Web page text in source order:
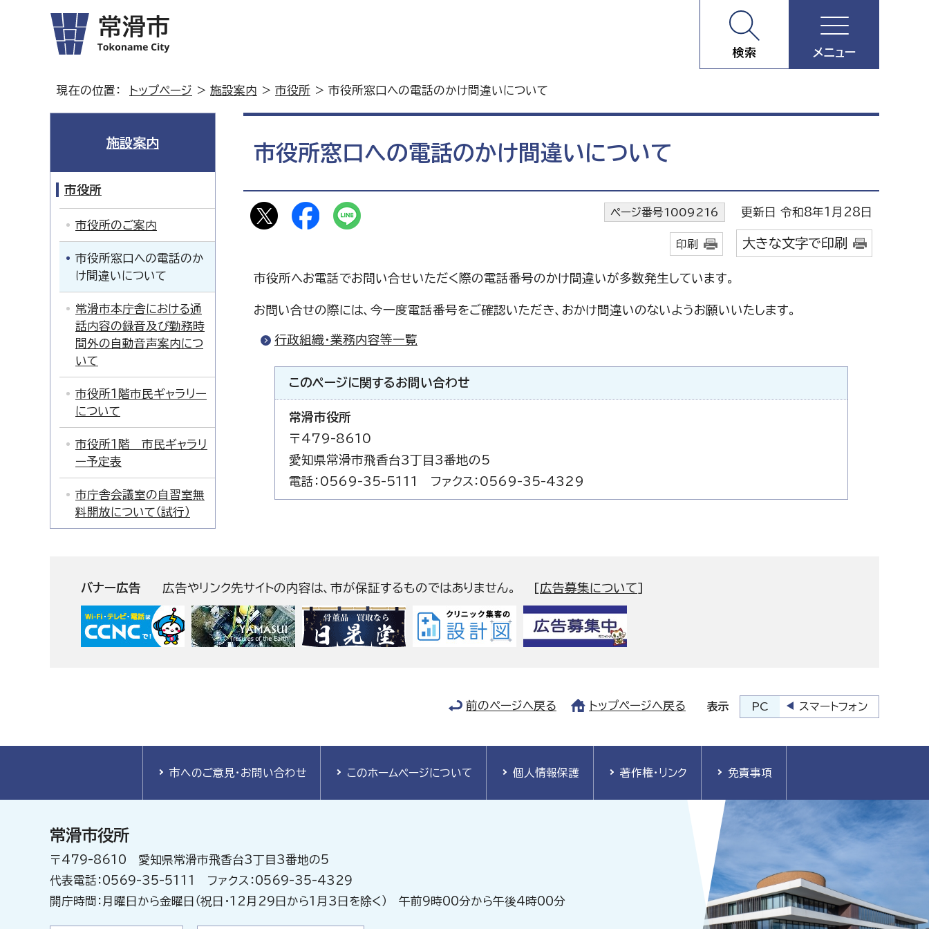
検索 メニュー
現在の位置： トップページ > 施設案内 > 市役所 > 市役所窓口への電話のかけ間違いについて
市役所窓口への電話のかけ間違いについて
ページ番号1009216 更新日 令和8年1月28日
印刷 大きな文字で印刷
市役所へお電話でお問い合せいただく際の電話番号のかけ間違いが多数発生しています。
お問い合せの際には、今一度電話番号をご確認いただき、おかけ間違いのないようお願いいたします。
行政組織・業務内容等一覧
このページに関するお問い合わせ
常滑市役所
〒479-8610
愛知県常滑市飛香台3丁目3番地の5
電話：0569-35-5111 ファクス：0569-35-4329
施設案内
市役所
市役所のご案内
市役所窓口への電話のか
け間違いについて
常滑市本庁舎における通
話内容の録音及び勤務時
間外の自動音声案内につ
いて
市役所1階市民ギャラリー
について
市役所1階 市民ギャラリ
ー予定表
市庁舎会議室の自習室無
料開放について（試行）
バナー広告 広告やリンク先サイトの内容は、市が保証するものではありません。 [広告募集について]
前のページへ戻る トップページへ戻る 表示 PC スマートフォン
市へのご意見・お問い合わせ このホームページについて 個人情報保護 著作権・リンク 免責事項
常滑市役所
〒479-8610 愛知県常滑市飛香台3丁目3番地の5
代表電話：0569-35-5111 ファクス：0569-35-4329
開庁時間：月曜日から金曜日（祝日・12月29日から1月3日を除く） 午前9時00分から午後4時00分